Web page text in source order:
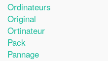
Ordinateurs
Original
Ortinateur
Pack
Pannage